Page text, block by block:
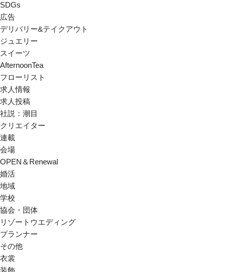
SDGs
広告
デリバリー&テイクアウト
ジュエリー
スイーツ
AfternoonTea
フローリスト
求人情報
求人投稿
社説：潮目
クリエイター
連載
会場
OPEN＆Renewal
婚活
地域
学校
協会・団体
リゾートウエディング
プランナー
その他
衣裳
装飾